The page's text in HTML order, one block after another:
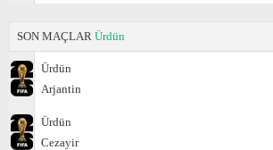
SON MAÇLAR Ürdün
Ürdün
Arjantin
Ürdün
Cezayir